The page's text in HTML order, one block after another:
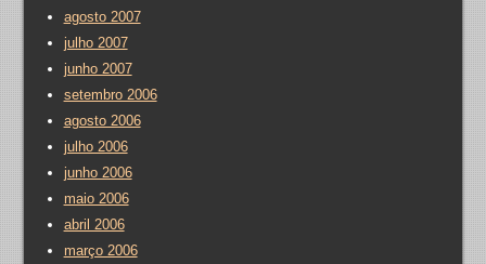
agosto 2007
julho 2007
junho 2007
setembro 2006
agosto 2006
julho 2006
junho 2006
maio 2006
abril 2006
março 2006